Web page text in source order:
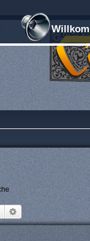
Suche Erweiterte Suche